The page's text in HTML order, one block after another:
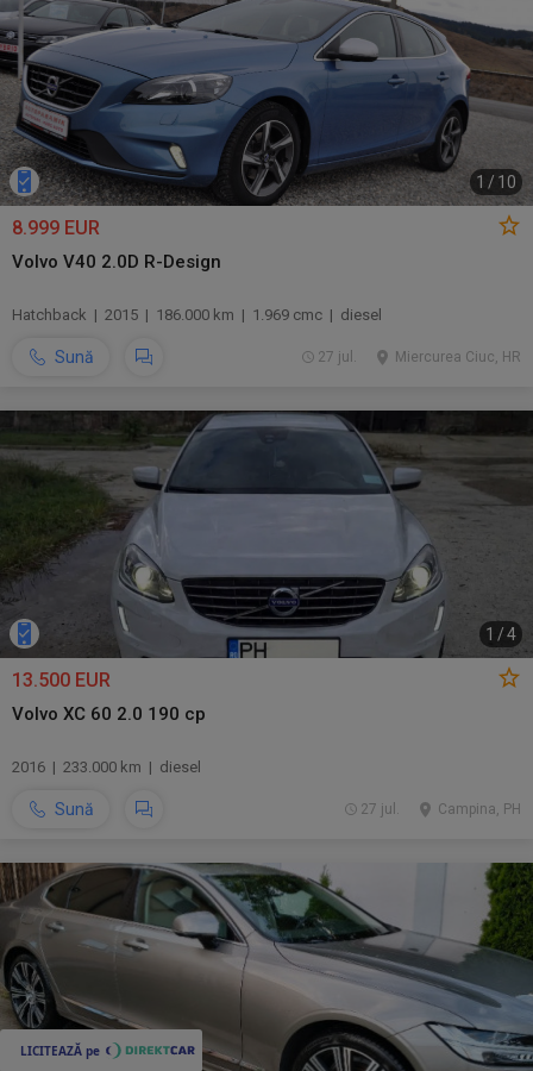
1 / 10
8.999 EUR
Volvo V40 2.0D R-Design
Hatchback | 2015 | 186.000 km | 1.969 cmc | diesel
Sună Miercurea Ciuc, HR
27 jul.
1 /4
13.500 EUR
Volvo XC 60 2.0 190 cp
2016 | 233.000 km | diesel
Sună Campina, PH
27 jul.